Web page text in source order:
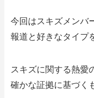
今回はスキズメンバ
報道と好きなタイプ
スキズに関する熱愛
確かな証拠に基づく